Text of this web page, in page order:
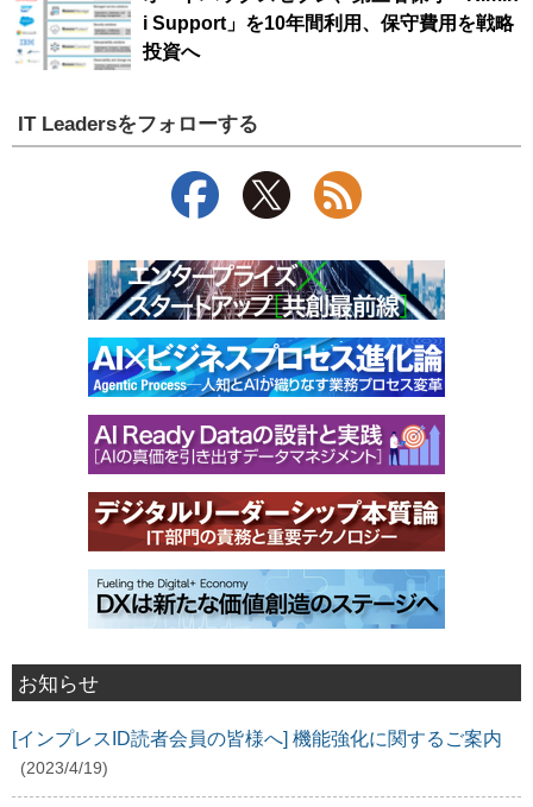
i Support」を10年間利用、保守費用を戦略
投資へ
IT Leadersをフォローする
お知らせ
[インプレスID読者会員の皆様へ] 機能強化に関するご案内
(2023/4/19)